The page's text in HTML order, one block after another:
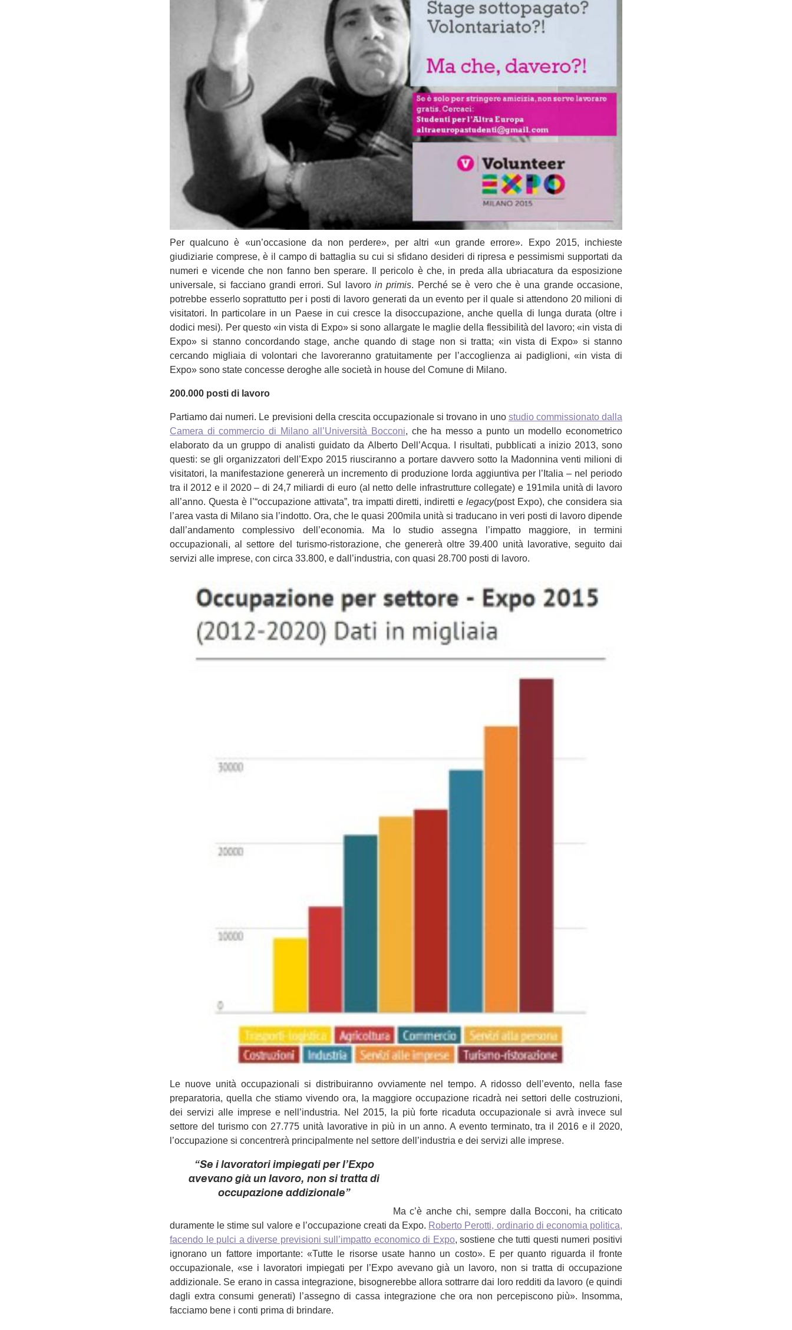
Per qualcuno è «un’occasione da non perdere», per altri «un grande errore». Expo 2015, inchieste
giudiziarie comprese, è il campo di battaglia su cui si sfidano desideri di ripresa e pessimismi supportati da
numeri e vicende che non fanno ben sperare. Il pericolo è che, in preda alla ubriacatura da esposizione
universale, si facciano grandi errori. Sul lavoroin primis. Perché se è vero che è una grande occasione,
potrebbe esserlo soprattutto per i posti di lavoro generati da un evento per il quale si attendono 20 milioni di
visitatori. In particolare in un Paese in cui cresce la disoccupazione, anche quella di lunga durata (oltre i
dodici mesi). Per questo «in vista di Expo» si sono allargate le maglie della flessibilità del lavoro; «in vista di
Expo» si stanno concordando stage, anche quando di stage non si tratta; «in vista di Expo» si stanno
cercando migliaia di volontari che lavoreranno gratuitamente per l’accoglienza ai padiglioni, «in vista di
Expo» sono state concesse deroghe alle società in house del Comune di Milano.
200.000 posti di lavoro
Partiamo dai numeri. Le previsioni della crescita occupazionale si trovano in uno studio commissionato dalla
Camera di commercio di Milanoall’Università Bocconi, che ha messo a punto un modello econometrico
elaborato da un gruppo di analisti guidato da Alberto Dell’Acqua. I risultati, pubblicati a inizio 2013, sono
questi: se gli organizzatori dell’Expo 2015 riusciranno a portare davvero sotto la Madonnina venti milioni di
visitatori, la manifestazione genererà un incremento di produzione lorda aggiuntiva per l’Italia – nel periodo
tra il 2012 e il 2020 – di 24,7 miliardi di euro (al netto delle infrastrutture collegate) e 191mila unità di lavoro
all’anno. Questa è l’“occupazione attivata”, tra impatti diretti, indiretti elegacy(post Expo), che considera sia
l’area vasta di Milano sia l’indotto. Ora, che le quasi 200mila unità si traducano in veri posti di lavoro dipende
dall’andamento complessivo dell’economia. Ma lo studio assegna l’impatto maggiore, in termini
occupazionali, al settore del turismo-ristorazione, che genererà oltre 39.400 unità lavorative, seguito dai
servizi alle imprese, con circa 33.800, e dall’industria, con quasi 28.700 posti di lavoro.
Le nuove unità occupazionali si distribuiranno ovviamente nel tempo. A ridosso dell’evento, nella fase
preparatoria, quella che stiamo vivendo ora, la maggiore occupazione ricadrà nei settori delle costruzioni,
dei servizi alle imprese e nell’industria. Nel 2015, la più forte ricaduta occupazionale si avrà invece sul
settore del turismo con 27.775 unità lavorative in più in un anno. A evento terminato, tra il 2016 e il 2020,
l’occupazione si concentrerà principalmente nel settore dell’industria e dei servizi alle imprese.
“Se i lavoratori impiegati per l’Expo
avevano già un lavoro, non si tratta di
occupazione addizionale”
Ma c’è anche chi, sempre dalla Bocconi, ha criticato
duramente le stime sul valore e l’occupazione creati da Expo. Roberto Perotti, ordinario di economia politica,
facendo le pulci a diverse previsioni sull’impatto economico di Expo, sostiene che tutti questi numeri positivi
ignorano un fattore importante: «Tutte le risorse usate hanno un costo». E per quanto riguarda il fronte
occupazionale, «se i lavoratori impiegati per l’Expo avevano già un lavoro, non si tratta di occupazione
addizionale. Se erano in cassa integrazione, bisognerebbe allora sottrarre dai loro redditi da lavoro (e quindi
dagli extra consumi generati) l’assegno di cassa integrazione che ora non percepiscono più». Insomma,
facciamo bene i conti prima di brindare.